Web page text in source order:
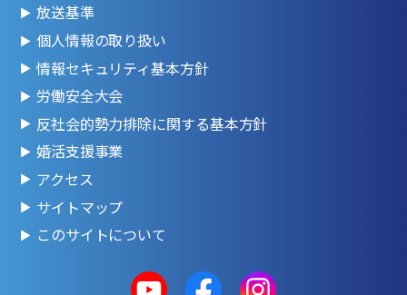
放送基準
個人情報の取り扱い
情報セキュリティ基本方針
労働安全大会
反社会的勢力排除に関する基本方針
婚活支援事業
アクセス
サイトマップ
このサイトについて